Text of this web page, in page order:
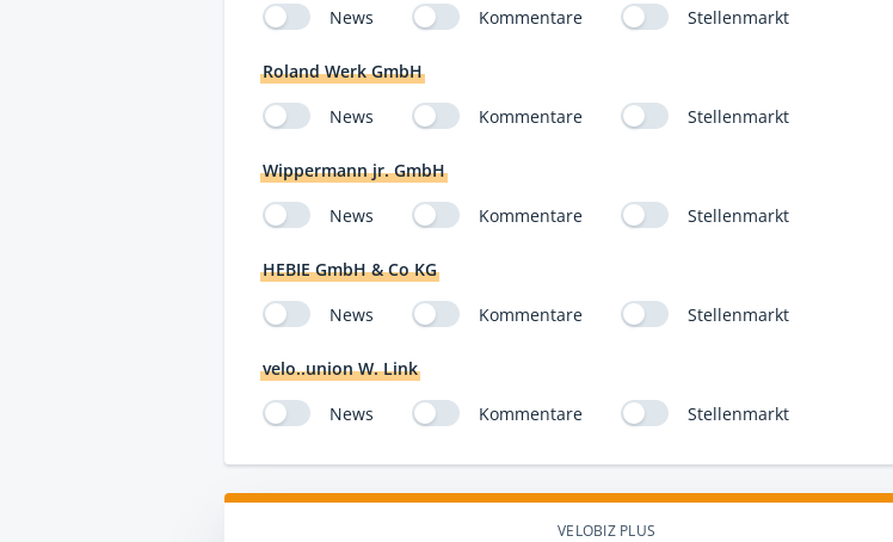
News
Kommentare Stellenmarkt
Roland Werk GmbH
News
Kommentare Stellenmarkt
Wippermann jr. GmbH
News
Kommentare Stellenmarkt
HEBIE GmbH & Co KG
News
Kommentare Stellenmarkt
velo..union W. Link
News
Kommentare Stellenmarkt
VELOBIZ PLUS